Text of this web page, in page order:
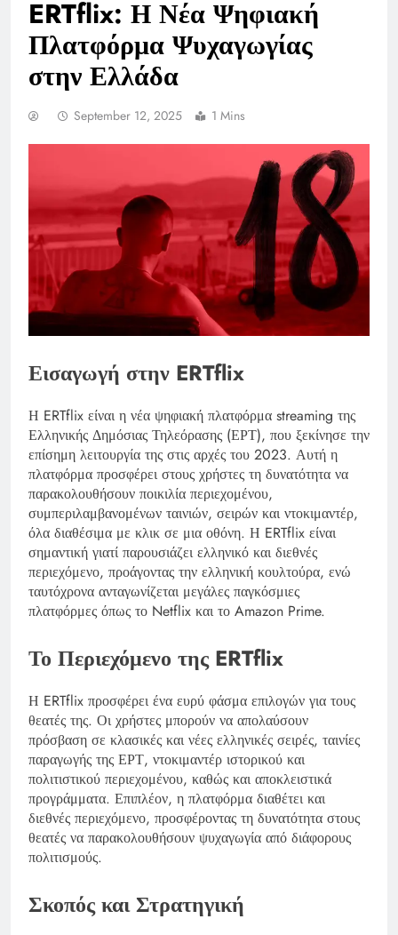
ERTflix: Η Νέα Ψηφιακή
Πλατφόρμα Ψυχαγωγίας
στην Ελλάδα
September 12, 2025 1 Mins
Εισαγωγή στην ERTflix
Η ERTflix είναι η νέα ψηφιακή πλατφόρμα streaming της
Ελληνικής Δημόσιας Τηλεόρασης (ΕΡΤ), που ξεκίνησε την
επίσημη λειτουργία της στις αρχές του 2023. Αυτή η
πλατφόρμα προσφέρει στους χρήστες τη δυνατότητα να
παρακολουθήσουν ποικιλία περιεχομένου,
συμπεριλαμβανομένων ταινιών, σειρών και ντοκιμαντέρ,
όλα διαθέσιμα με κλικ σε μια οθόνη. Η ERTflix είναι
σημαντική γιατί παρουσιάζει ελληνικό και διεθνές
περιεχόμενο, προάγοντας την ελληνική κουλτούρα, ενώ
ταυτόχρονα ανταγωνίζεται μεγάλες παγκόσμιες
πλατφόρμες όπως το Netflix και το Amazon Prime.
Το Περιεχόμενο της ERTflix
Η ERTflix προσφέρει ένα ευρύ φάσμα επιλογών για τους
θεατές της. Οι χρήστες μπορούν να απολαύσουν
πρόσβαση σε κλασικές και νέες ελληνικές σειρές, ταινίες
παραγωγής της ΕΡΤ, ντοκιμαντέρ ιστορικού και
πολιτιστικού περιεχομένου, καθώς και αποκλειστικά
προγράμματα. Επιπλέον, η πλατφόρμα διαθέτει και
διεθνές περιεχόμενο, προσφέροντας τη δυνατότητα στους
θεατές να παρακολουθήσουν ψυχαγωγία από διάφορους
πολιτισμούς.
Σκοπός και Στρατηγική